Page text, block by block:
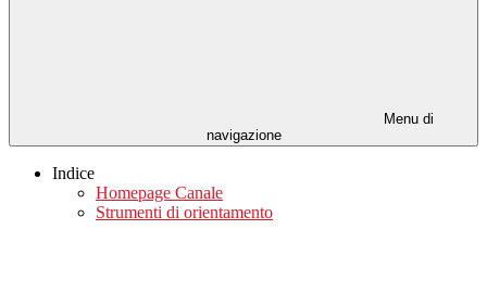
Menu di
navigazione
Indice
Homepage Canale
Strumenti di orientamento